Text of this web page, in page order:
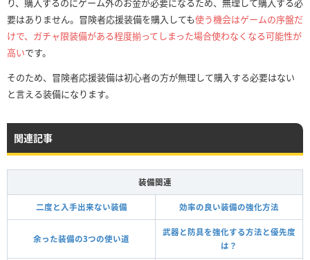
り、購入するのにゲーム外のお金が必要になるため、無理して購入する必
要はありません。冒険者応援装備を購入しても使う機会はゲームの序盤だ
けで、ガチャ限装備がある程度揃ってしまった場合使わなくなる可能性が
高いです。
そのため、冒険者応援装備は初心者の方が無理して購入する必要はない
と言える装備になります。
関連記事
装備関連
二度と入手出来ない装備 効率の良い装備の強化方法
余った装備の3つの使い道
武器と防具を強化する方法と優先度
は？